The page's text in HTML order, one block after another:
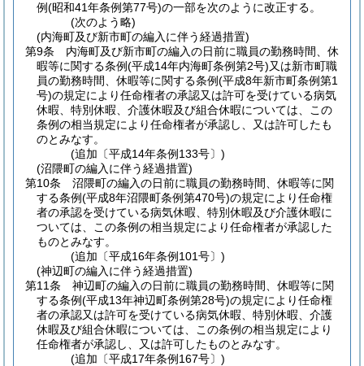
例(昭和41年条例第77号)の一部を次のように改正する。
(次のよう略)
(内海町及び新市町の編入に伴う経過措置)
第9条
内海町及び新市町の編入の日前に職員の勤務時間、休
暇等に関する条例(平成14年内海町条例第2号)又は新市町職
員の勤務時間、休暇等に関する条例(平成8年新市町条例第1
号)の規定により任命権者の承認又は許可を受けている病気
休暇、特別休暇、介護休暇及び組合休暇については、この
条例の相当規定により任命権者が承認し、又は許可したも
のとみなす。
(追加〔平成14年条例133号〕)
(沼隈町の編入に伴う経過措置)
第10条
沼隈町の編入の日前に職員の勤務時間、休暇等に関
する条例(平成8年沼隈町条例第470号)の規定により任命権
者の承認を受けている病気休暇、特別休暇及び介護休暇に
ついては、この条例の相当規定により任命権者が承認した
ものとみなす。
(追加〔平成16年条例101号〕)
(神辺町の編入に伴う経過措置)
第11条
神辺町の編入の日前に職員の勤務時間、休暇等に関
する条例(平成13年神辺町条例第28号)の規定により任命権
者の承認又は許可を受けている病気休暇、特別休暇、介護
休暇及び組合休暇については、この条例の相当規定により
任命権者が承認し、又は許可したものとみなす。
(追加〔平成17年条例167号〕)